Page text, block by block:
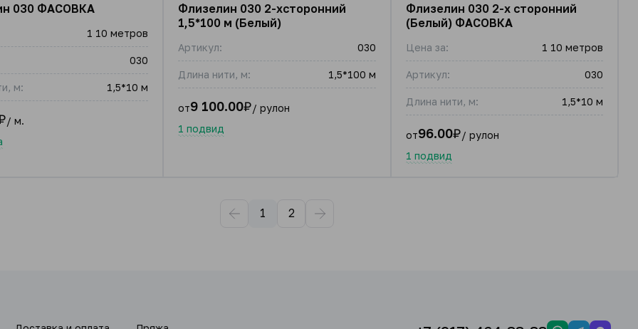
030 ФАСОВКА
1 10 метров
030
м: 1,5*10 м
/ м.
Флизелин 030 2-хсторонний
1,5*100 м (Белый)
Артикул: 030
Длина нити, м: 1,5*100 м
от9 100.00₽/ рулон
1 подвид
Флизелин 030 2-х сторонний
(Белый) ФАСОВКА
Цена за: 1 10 метров
Артикул: 030
Длина нити, м: 1,5*10 м
от96.00₽/ рулон
1 подвид
1 2